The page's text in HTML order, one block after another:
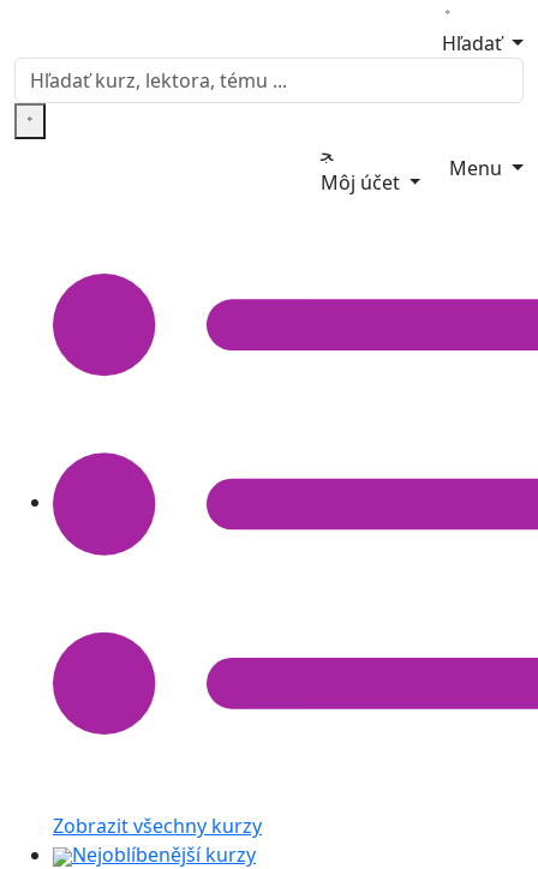
Hľadať
Môj účet
Menu
Zobrazit všechny kurzy
Nejoblíbenější kurzy